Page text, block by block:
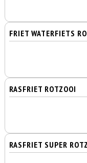
FRIET WATERFIETS
RASFRIET ROTZOOI
RASFRIET SUPER